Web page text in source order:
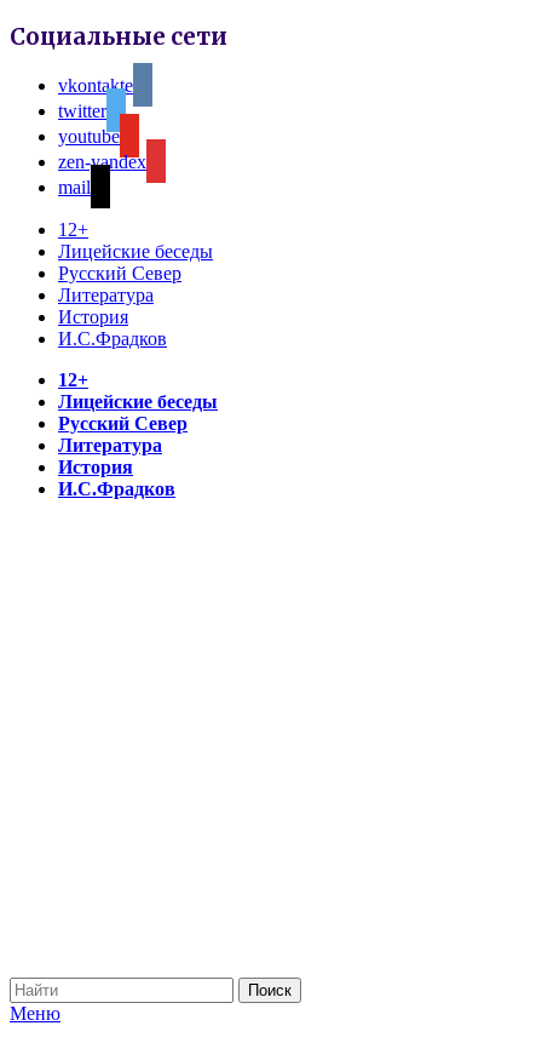
Социальные сети
vkontakte
twitter
youtube
zen-yandex
mail
12+
Лицейские беседы
Русский Север
Литература
История
И.С.Фрадков
12+
Лицейские беседы
Русский Север
Литература
История
И.С.Фрадков
Меню